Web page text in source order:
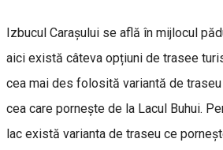
Izbucul Carașului se află în mijlocul
aici există câteva opțiuni de trasee
cea mai des folosită variantă de
cea care pornește de la Lacul Buhui.
lac există varianta de traseu ce